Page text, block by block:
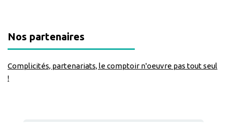
Nos partenaires
Complicités, partenariats, le comptoir n'oeuvre pas tout seul
!